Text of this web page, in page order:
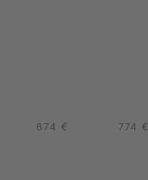
674 € 774 €